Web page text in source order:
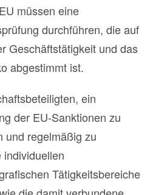
müssen eine
durchführen, die auf
Geschäftstätigkeit und das
abgestimmt ist.
ein
der EU-Sanktionen zu
und regelmäßig zu
Tätigkeitsbereiche